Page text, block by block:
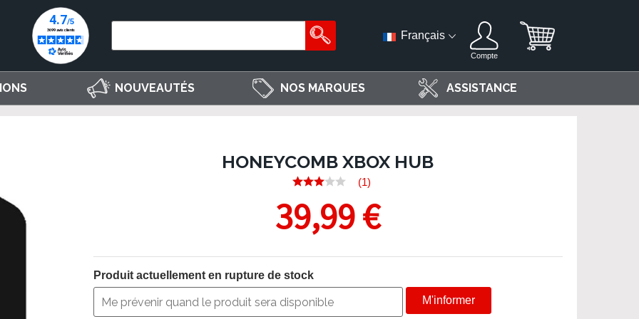
Français
Compte
NOUVEAUTÉS NOS MARQUES ASSISTANCE
HONEYCOMB XBOX HUB
(1)
39,99 €
Produit actuellement en rupture de stock
M'informer